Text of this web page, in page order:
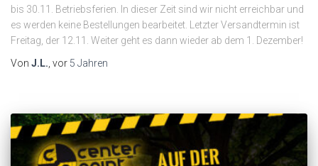
bis 30.11. Betriebsferien. In dieser Zeit sind wir nicht erreichbar und
es werden keine Bestellungen bearbeitet. Letzter Versandtermin ist
Freitag, der 12.11. Weiter geht es dann wieder ab dem 1. Dezember!
Von J.L. , vor 5 Jahren